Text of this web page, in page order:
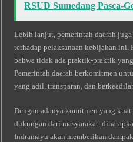
RSUD Sumedang Pasca-
Lebih lanjut, pemerintah daerah
terhadap pelaksanaan kebijakan
bahwa tidak ada praktik-praktik
Pemerintah daerah berkomitmen
yang adil, transparan, dan
Dengan adanya komitmen yang
dukungan dari masyarakat,
Indramayu akan memberikan